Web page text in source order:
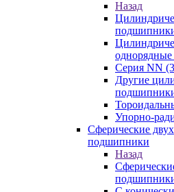
Назад
Серия NN
Другие
Упорно-
Сферические
подшипники
Назад